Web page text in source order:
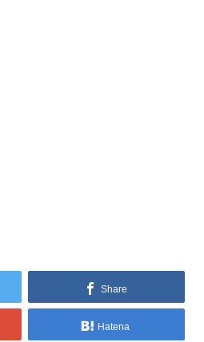
Share
Hatena